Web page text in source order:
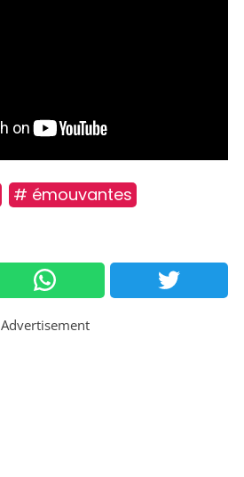
# émouvantes
Advertisement